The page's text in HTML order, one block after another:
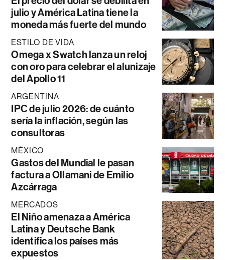
julio y América Latina tiene la
moneda más fuerte del mundo
ESTILO DE VIDA
Omega x Swatch lanza un reloj
con oro para celebrar el alunizaje
del Apollo 11
ARGENTINA
IPC de julio 2026: de cuánto
sería la inflación, según las
consultoras
MÉXICO
Gastos del Mundial le pasan
factura a Ollamani de Emilio
Azcárraga
MERCADOS
El Niño amenaza a América
Latina y Deutsche Bank
identifica los países más
expuestos